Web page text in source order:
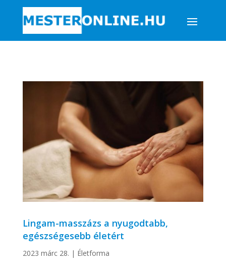
Lingam-masszázs a nyugodtabb,
egészségesebb életért
2023 márc 28. | Életforma